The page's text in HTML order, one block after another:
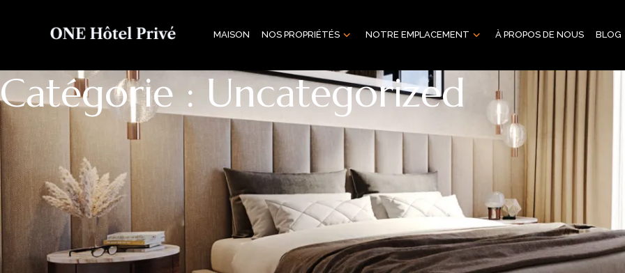
MAISON NOS PROPRIÉTÉS NOTRE EMPLACEMENT À PROPOS DE NOUS BLOG
Catégorie : Uncategorized